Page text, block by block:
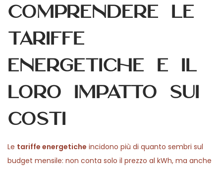
Comprendere le
tariffe
energetiche e il
loro impatto sui
costi
Le tariffe energetiche incidono più di quanto sembri sul
budget mensile: non conta solo il prezzo al kWh, ma anche